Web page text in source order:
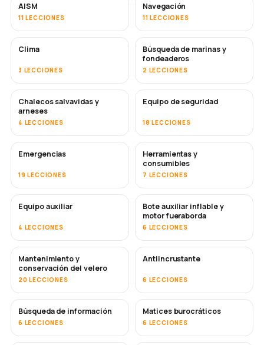
AISM
11 LECCIONES
Navegación
11 LECCIONES
Clima
3 LECCIONES
Búsqueda de marinas y
fondeaderos
2 LECCIONES
Chalecos salvavidas y
arneses
4 LECCIONES
Equipo de seguridad
18 LECCIONES
Emergencias
19 LECCIONES
Herramientas y
consumibles
7 LECCIONES
Equipo auxiliar
4 LECCIONES
Bote auxiliar inflable y
motor fueraborda
6 LECCIONES
Mantenimiento y
conservación del velero
20 LECCIONES
PRONTO
Antiincrustante
6 LECCIONES
Búsqueda de información
6 LECCIONES
Matices burocráticos
6 LECCIONES